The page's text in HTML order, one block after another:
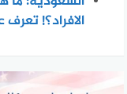
الافراد؟!